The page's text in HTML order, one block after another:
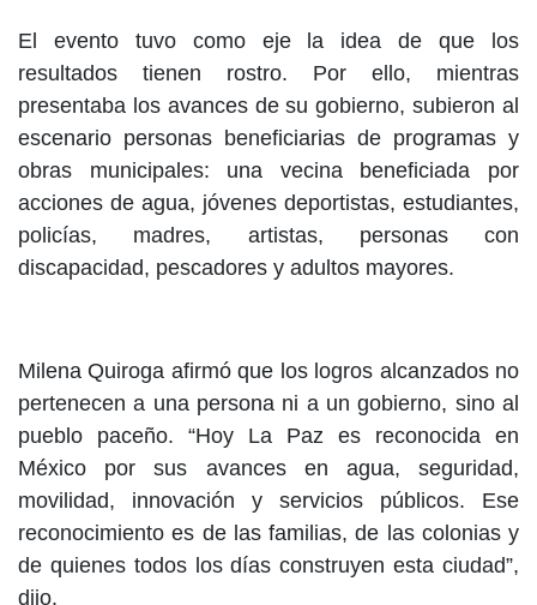
El evento tuvo como eje la idea de que los
resultados tienen rostro. Por ello, mientras
presentaba los avances de su gobierno, subieron al
escenario personas beneficiarias de programas y
obras municipales: una vecina beneficiada por
acciones de agua, jóvenes deportistas, estudiantes,
policías, madres, artistas, personas con
discapacidad, pescadores y adultos mayores.
Milena Quiroga afirmó que los logros alcanzados no
pertenecen a una persona ni a un gobierno, sino al
pueblo paceño. “Hoy La Paz es reconocida en
México por sus avances en agua, seguridad,
movilidad, innovación y servicios públicos. Ese
reconocimiento es de las familias, de las colonias y
de quienes todos los días construyen esta ciudad”,
dijo.